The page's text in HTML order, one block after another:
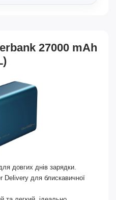
27000 mAh
довгих днів зарядки.
Delivery для блискавичної